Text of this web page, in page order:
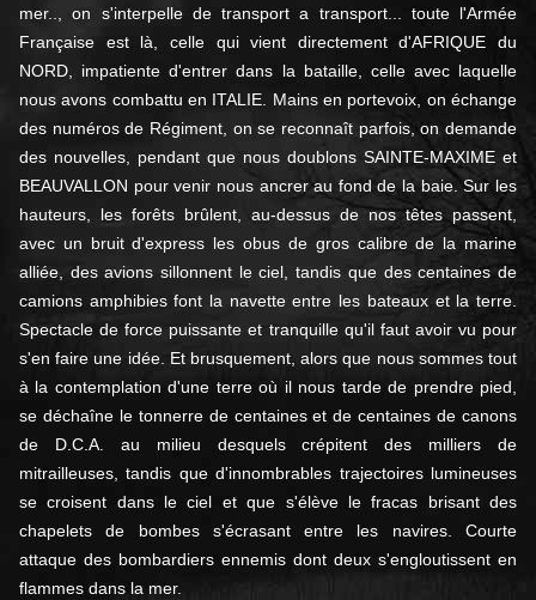
mer.., on s'interpelle de transport a transport... toute l'Armée
Française est là, celle qui vient directement d'AFRIQUE du
NORD, impatiente d'entrer dans la bataille, celle avec laquelle
nous avons combattu en ITALIE. Mains en portevoix, on échange
des numéros de Régiment, on se reconnaît parfois, on demande
des nouvelles, pendant que nous doublons SAINTE-MAXIME et
BEAUVALLON pour venir nous ancrer au fond de la baie. Sur les
hauteurs, les forêts brûlent, au-dessus de nos têtes passent,
avec un bruit d'express les obus de gros calibre de la marine
alliée, des avions sillonnent le ciel, tandis que des centaines de
camions amphibies font la navette entre les bateaux et la terre.
Spectacle de force puissante et tranquille qu'il faut avoir vu pour
s'en faire une idée. Et brusquement, alors que nous sommes tout
à la contemplation d'une terre où il nous tarde de prendre pied,
se déchaîne le tonnerre de centaines et de centaines de canons
de D.C.A. au milieu desquels crépitent des milliers de
mitrailleuses, tandis que d'innombrables trajectoires lumineuses
se croisent dans le ciel et que s'élève le fracas brisant des
chapelets de bombes s'écrasant entre les navires. Courte
attaque des bombardiers ennemis dont deux s'engloutissent en
flammes dans la mer.